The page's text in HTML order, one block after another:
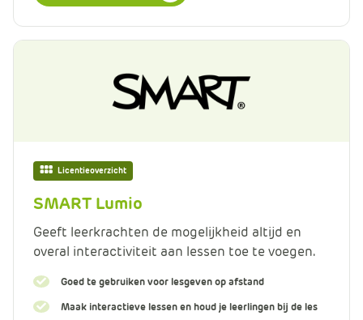
Licentieoverzicht
SMART Lumio
Geeft leerkrachten de mogelijkheid altijd en
overal interactiviteit aan lessen toe te voegen.
Goed te gebruiken voor lesgeven op afstand
Maak interactieve lessen en houd je leerlingen bij de les